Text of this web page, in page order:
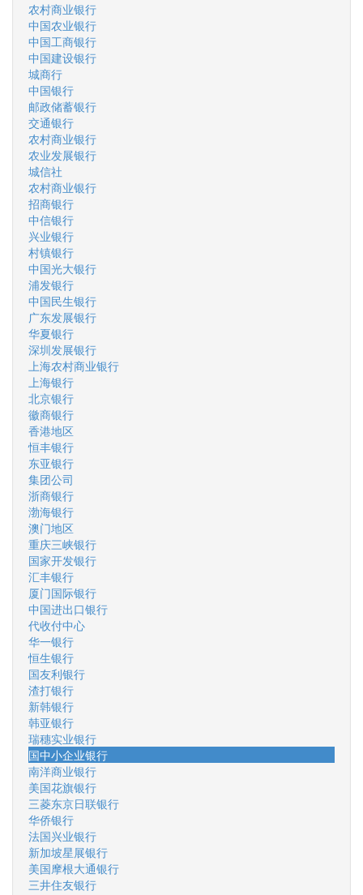
农村商业银行
中国农业银行
中国工商银行
中国建设银行
城商行
中国银行
邮政储蓄银行
交通银行
农村商业银行
农业发展银行
城信社
农村商业银行
招商银行
中信银行
兴业银行
村镇银行
中国光大银行
浦发银行
中国民生银行
广东发展银行
华夏银行
深圳发展银行
上海农村商业银行
上海银行
北京银行
徽商银行
香港地区
恒丰银行
东亚银行
集团公司
浙商银行
渤海银行
澳门地区
重庆三峡银行
国家开发银行
汇丰银行
厦门国际银行
中国进出口银行
代收付中心
华一银行
恒生银行
国友利银行
渣打银行
新韩银行
韩亚银行
瑞穗实业银行
国中小企业银行
南洋商业银行
美国花旗银行
三菱东京日联银行
华侨银行
法国兴业银行
新加坡星展银行
美国摩根大通银行
三井住友银行